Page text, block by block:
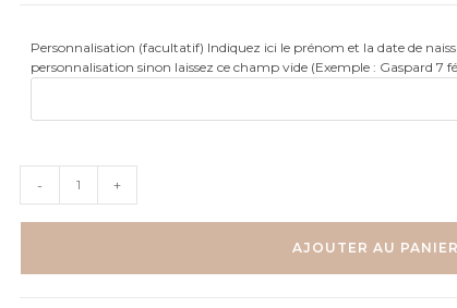
Personnalisation (facultatif) Indiquez ici le prénom et la date de
personnalisation sinon laissez ce champ vide (Exemple : Gaspard 7
Ciel
- +
AJOUTER AU PANIER